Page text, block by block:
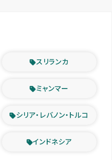
スリランカ
ミャンマー
シリア・レバノン・トルコ
インドネシア